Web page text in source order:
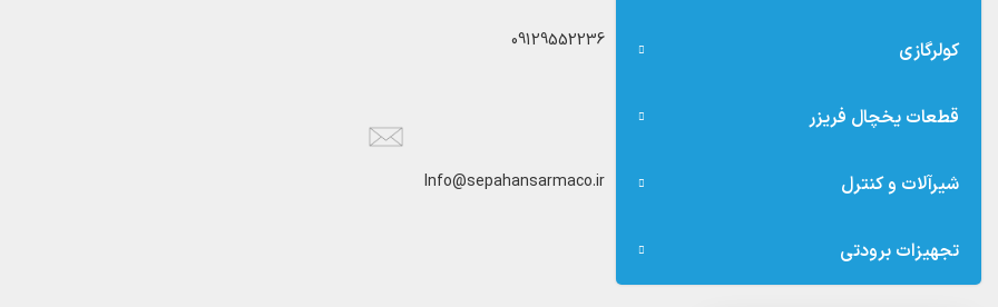
کولرگازی
قطعات یخچال فریزر
شیرآلات و کنترل
تجهیزات برودتی
09129552236
Info@sepahansarmaco.ir